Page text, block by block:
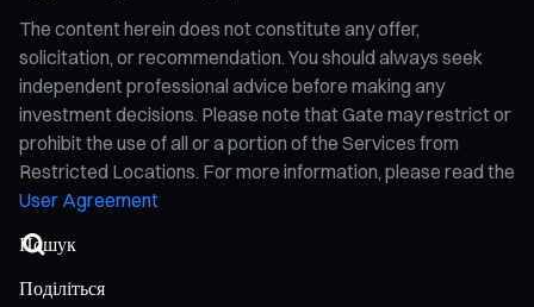
The content herein does not constitute any offer,
solicitation, or recommendation. You should always seek
independent professional advice before making any
investment decisions. Please note that Gate may restrict or
prohibit the use of all or a portion of the Services from
Restricted Locations. For more information, please read the
User Agreement
Поділіться